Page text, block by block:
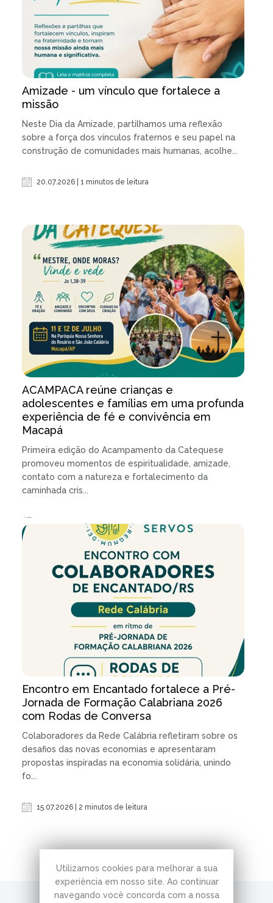
Utilizamos cookies para melhorar a sua
experiência em nosso site. Ao continuar
navegando você concorda com a nossa
Amizade - um vínculo que fortalece a
missão
Neste Dia da Amizade, partilhamos uma reflexão
sobre a força dos vínculos fraternos e seu papel na
construção de comunidades mais humanas, acolhe...
20.07.2026 | 1 minutos de leitura
ACAMPACA reúne crianças e
adolescentes e famílias em uma profunda
experiência de fé e convivência em
Macapá
Primeira edição do Acampamento da Catequese
promoveu momentos de espiritualidade, amizade,
contato com a natureza e fortalecimento da
caminhada cris...
Encontro em Encantado fortalece a Pré-
Jornada de Formação Calabriana 2026
com Rodas de Conversa
Colaboradores da Rede Calábria refletiram sobre os
desafios das novas economias e apresentaram
propostas inspiradas na economia solidária, unindo
fo...
15.07.2026 | 2 minutos de leitura